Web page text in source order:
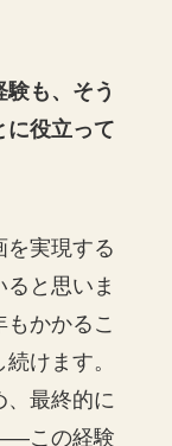
も、そう
に役立って
を実現する
と思いま
かかるこ
けます。
、最終的に
この経験